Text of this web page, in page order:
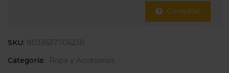
Consultar
SKU: 8033637706238
Categoría:
Ropa y Accesorios